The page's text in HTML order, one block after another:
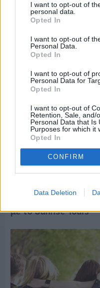
I want to opt-out of
personal data.
Opted In
I want to opt-out of
Personal Data.
Opted In
I want to opt-out of
Personal Data for
Opted In
I want to opt-out of
Retention, Sale, and/
Personal Data that Is
Purposes for which it
Opted In
CONFIRM
Data Deletion
Διακοπές ρεύματος:
επιχειρήσεων
Πριν 8 ημέρες
με το Sunrise Tours